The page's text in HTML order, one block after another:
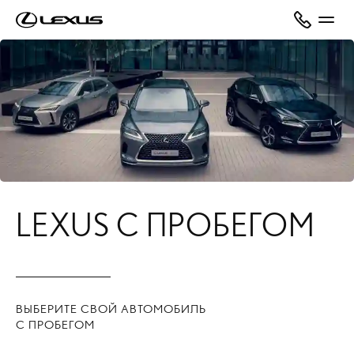
LEXUS С ПРОБЕГОМ
ВЫБЕРИТЕ СВОЙ АВТОМОБИЛЬ
С ПРОБЕГОМ